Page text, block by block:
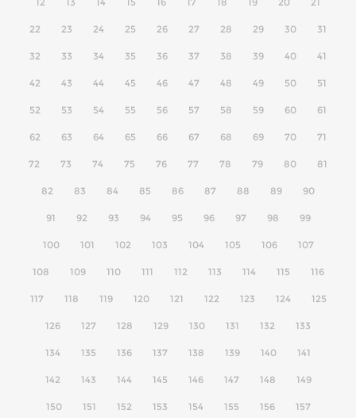
22 23 24 25 26 27 28 29 30 31
32 33 34 35 36 37 38 39 40 41
42 43 44 45 46 47 48 49 50 51
52 53 54 55 56 57 58 59 60 61
62 63 64 65 66 67 68 69 70 71
72 73 74 75 76 77 78 79 80 81
82 83 84 85 86 87 88 89 90
91 92 93 94 95 96 97 98 99
100 101 102 103 104 105 106 107
108 109 110 111 112 113 114 115 116
117 118 119 120 121 122 123 124 125
126 127 128 129 130 131 132 133
134 135 136 137 138 139 140 141
142 143 144 145 146 147 148 149
150 151 152 153 154 155 156 157